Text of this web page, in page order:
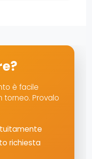
è facile
torneo. Provalo
richiesta